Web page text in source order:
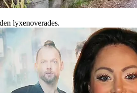
lyxenoverades.